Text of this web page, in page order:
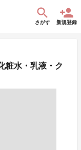
さがす 新規登録
粧水・乳液・ク